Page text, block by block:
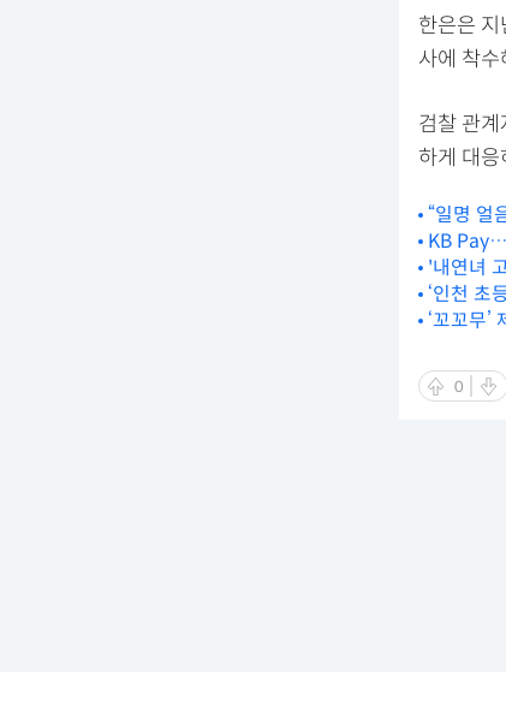
한은은
사에 착
검찰 관
하게 대
“일명 얼
KB Pay…
'내연녀
‘인천 초
‘꼬꼬무
0